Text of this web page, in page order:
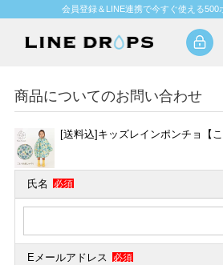
会員登録＆LINE連携で今すぐ使える500
商品についてのお問い合わせ
[送料込]キッズレインポンチョ【
氏名 必須
Eメールアドレス 必須